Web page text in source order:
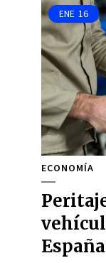
ENE 16
ECONOMÍA
España